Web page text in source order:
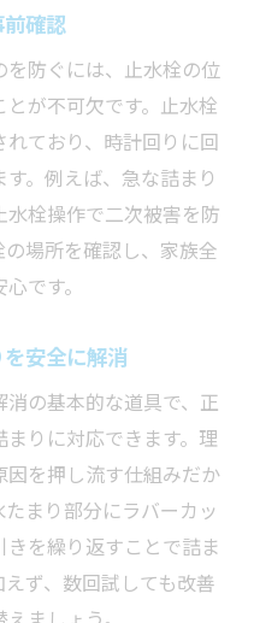
レ詰まり対応法
詰まり防止ポイント
冷静な判断力を養う
状を早期に見抜く方
敗しない意識付け
な対処ステップ
で被害拡大を防止
服装や準備のポイン
二次被害防止策
時の相談先を知る
レ詰まり応急法
確認
を防ぐには、止水栓の位
が不可欠です。止水栓
ており、時計回りに回
。例えば、急な詰まり
栓操作で二次被害を防
場所を確認し、家族全
です。
安全に解消
の基本的な道具で、正
りに対応できます。理
を押し流す仕組みだか
まり部分にラバーカッ
を繰り返すことで詰ま
ず、数回試しても改善